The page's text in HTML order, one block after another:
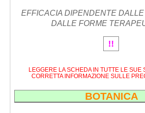
EFFICACIA DIPENDENTE
DALLE FORME
!!
LEGGERE LA SCHEDA IN TUTTE LE SUE
CORRETTA INFORMAZIONE SULLE
BOTANICA